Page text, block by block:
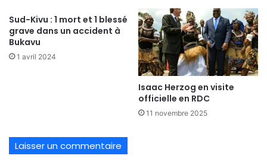
Sud-Kivu : 1 mort et 1 blessé
grave dans un accident à
Bukavu
1 avril 2024
Isaac Herzog en visite
officielle en RDC
11 novembre 2025
Laisser un commentaire